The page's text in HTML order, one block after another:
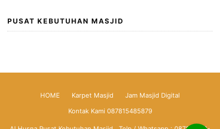
PUSAT KEBUTUHAN MASJID
HOME Karpet Masjid
Jam Masjid Digital
Kontak Kami 087815485879